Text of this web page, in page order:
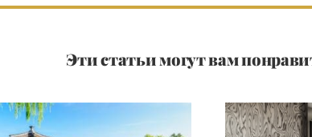
Эти статьи могут вам